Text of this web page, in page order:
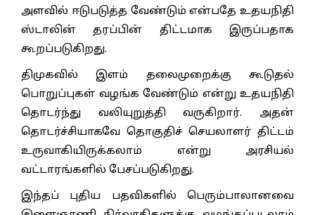
அளவில் ஈடுபடுத்த வேண்டும் என்பதே உதயநிதி
ஸ்டாலின் தரப்பின் திட்டமாக இருப்பதாக
கூறப்படுகிறது.
திமுகவில் இளம் தலைமுறைக்கு கூடுதல்
பொறுப்புகள் வழங்க வேண்டும் என்று உதயநிதி
தொடர்ந்து வலியுறுத்தி வருகிறார். அதன்
தொடர்ச்சியாகவே தொகுதிச் செயலாளர் திட்டம்
உருவாகியிருக்கலாம் என்று அரசியல்
வட்டாரங்களில் பேசப்படுகிறது.
இந்தப் புதிய பதவிகளில் பெரும்பாலானவை